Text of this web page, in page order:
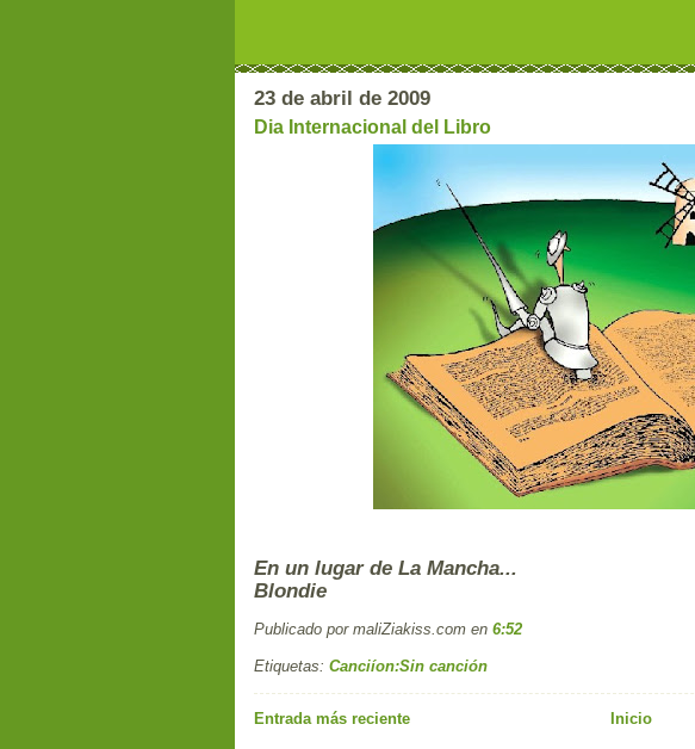
23 de abril de 2009
Dia Internacional del Libro
En un lugar de La Mancha...
Blondie
Publicado por maliZiakiss.com en 6:52
Etiquetas: Canciíon:Sin canción
Entrada más reciente Inicio